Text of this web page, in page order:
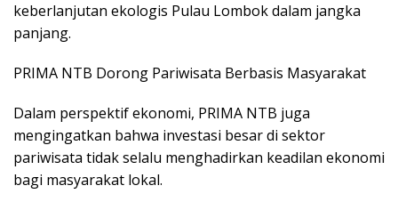
keberlanjutan ekologis Pulau Lombok dalam jangka
panjang.
PRIMA NTB Dorong Pariwisata Berbasis Masyarakat
Dalam perspektif ekonomi, PRIMA NTB juga
mengingatkan bahwa investasi besar di sektor
pariwisata tidak selalu menghadirkan keadilan ekonomi
bagi masyarakat lokal.